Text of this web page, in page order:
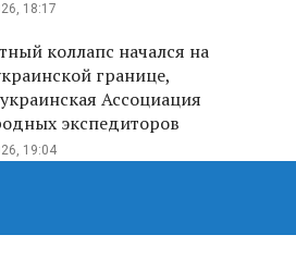
18:17
коллапс начался на
границе,
Ассоциация
экспедиторов
19:04